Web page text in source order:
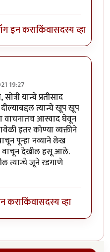
इन कराकिंवासदस्य व्हा
19:27
यान्चे प्रतीसाद
त्यान्चे खूप खूप
वाचनातच आस्वाद घेवून
इतर कोण्या व्यक्तीने
पून्हा नव्याने लेख
वाचून देखील हसू आले.
त्यान्चे जूने रडगाणे
कराकिंवासदस्य व्हा